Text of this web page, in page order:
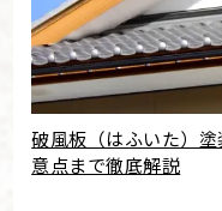
破風板（はふいた）
意点まで徹底解説